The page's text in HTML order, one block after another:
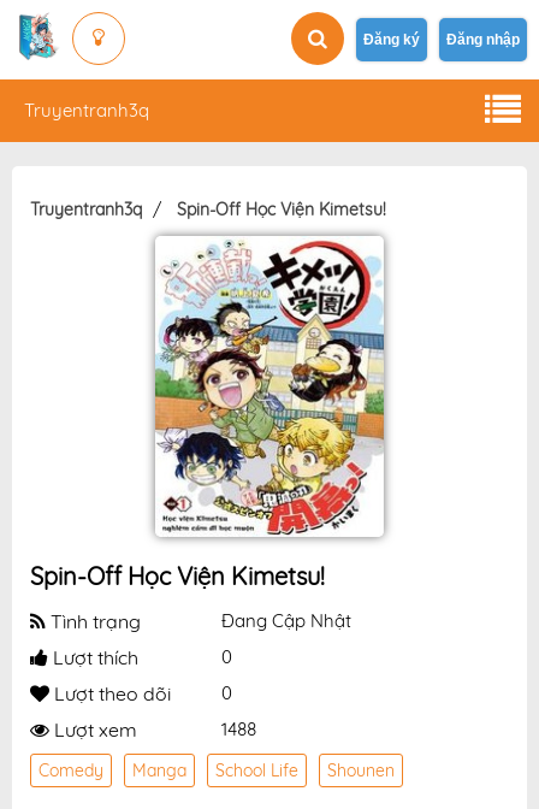
Đăng ký Đăng nhập
Truyentranh3q
Truyentranh3q Spin-Off Học Viện Kimetsu!
Spin-Off Học Viện Kimetsu!
Tình trạng Đang Cập Nhật
Lượt thích 0
Lượt theo dõi 0
Lượt xem 1488
Comedy Manga School Life Shounen